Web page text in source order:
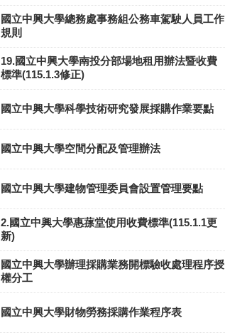
國立中興大學總務處事務組公務車駕駛人員工作
規則
19.國立中興大學南投分部場地租用辦法暨收費
標準(115.1.3修正)
國立中興大學科學技術研究發展採購作業要點
國立中興大學空間分配及管理辦法
國立中興大學建物管理委員會設置管理要點
2.國立中興大學惠蓀堂使用收費標準(115.1.1更
新)
國立中興大學辦理採購業務開標驗收處理程序授
權分工
國立中興大學財物勞務採購作業程序表